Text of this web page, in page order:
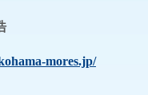
mores.jp/